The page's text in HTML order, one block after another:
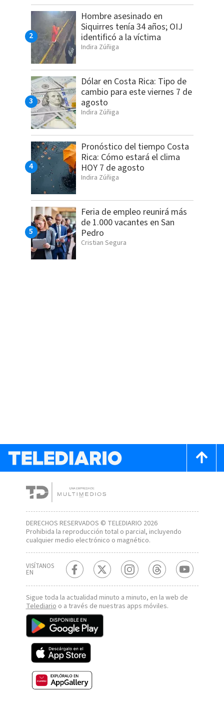
Hombre asesinado en
Siquirres tenía 34 años; OIJ
identificó a la víctima
Indira Zúñiga
Dólar en Costa Rica: Tipo de
cambio para este viernes 7 de
agosto
Indira Zúñiga
Pronóstico del tiempo Costa
Rica: Cómo estará el clima
HOY 7 de agosto
Indira Zúñiga
Feria de empleo reunirá más
de 1.000 vacantes en San
Pedro
Cristian Segura
DERECHOS RESERVADOS © TELEDIARIO 2026
Prohibida la reproducción total o parcial, incluyendo
cualquier medio electrónico o magnético.
VISÍTANOS
EN
Sigue toda la actualidad minuto a minuto, en la web de
Telediarioo a través de nuestras apps móviles.